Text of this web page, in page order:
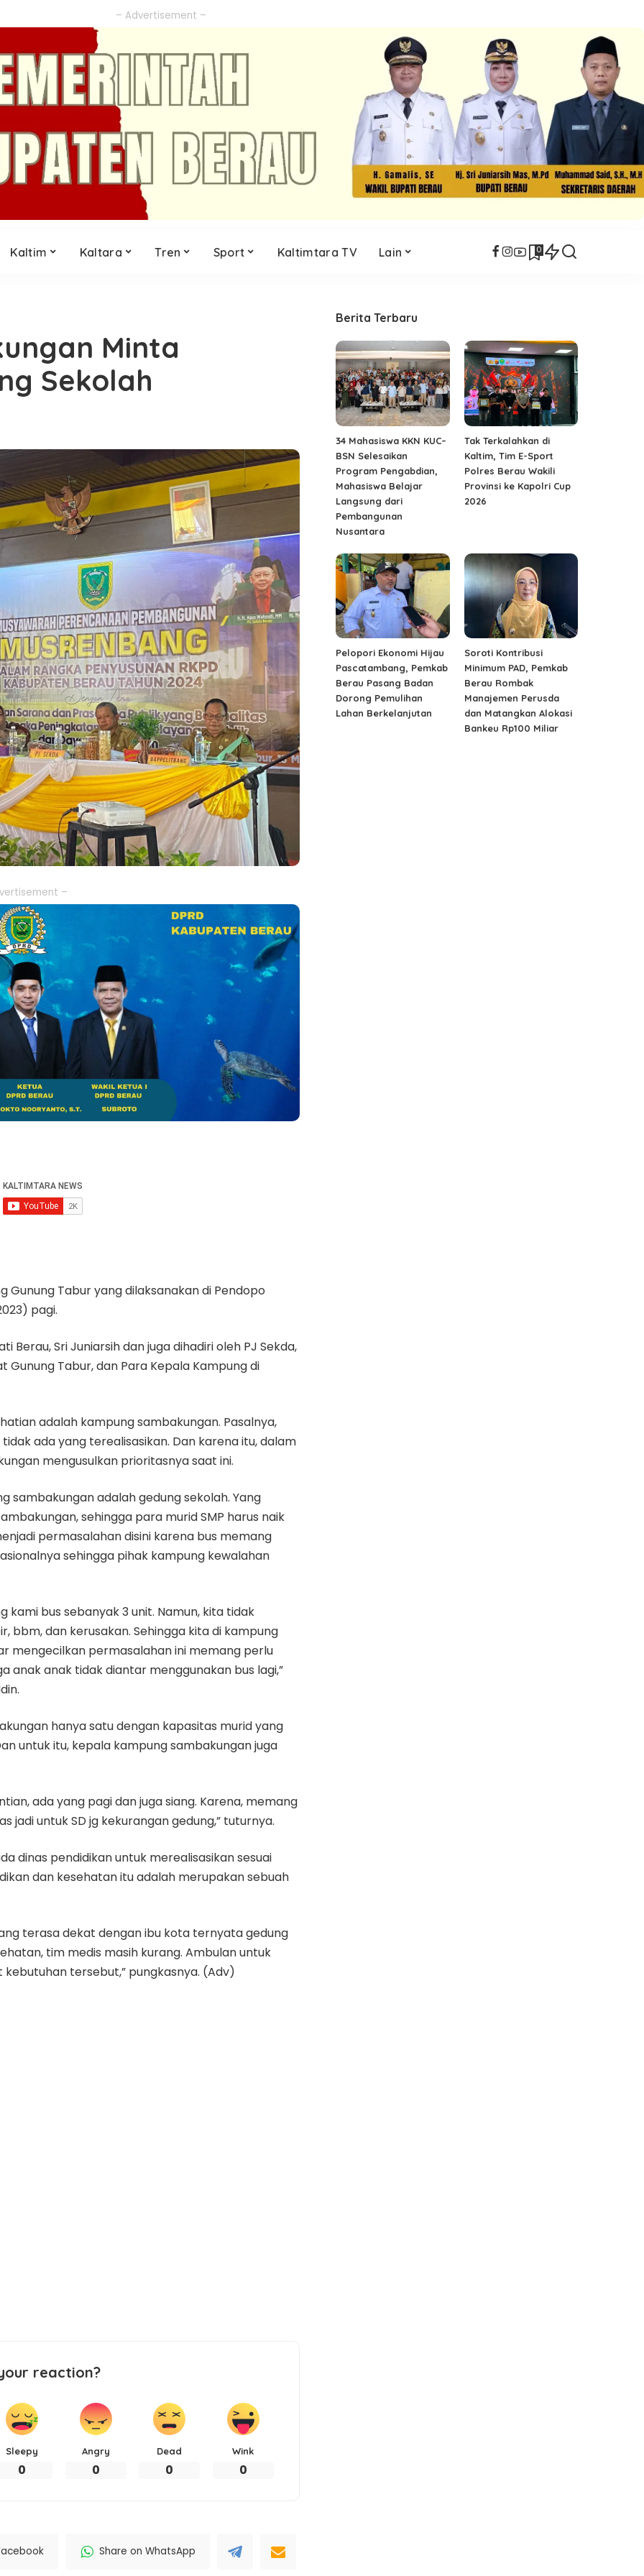
– Advertisement –
Kaltim Kaltara Tren Sport Kaltimtara TV Lain 0
Minta
Sekolah
–
Gunung Tabur yang dilaksanakan di Pendopo
pagi.
Berau, Sri Juniarsih dan juga dihadiri oleh PJ Sekda,
Gunung Tabur, dan Para Kepala Kampung di
adalah kampung sambakungan. Pasalnya,
ada yang terealisasikan. Dan karena itu, dalam
mengusulkan prioritasnya saat ini.
sambakungan adalah gedung sekolah. Yang
sehingga para murid SMP harus naik
permasalahan disini karena bus memang
sehingga pihak kampung kewalahan
bus sebanyak 3 unit. Namun, kita tidak
bbm, dan kerusakan. Sehingga kita di kampung
mengecilkan permasalahan ini memang perlu
anak anak tidak diantar menggunakan bus lagi,”
hanya satu dengan kapasitas murid yang
untuk itu, kepala kampung sambakungan juga
ada yang pagi dan juga siang. Karena, memang
jadi untuk SD jg kekurangan gedung,” tuturnya.
dinas pendidikan untuk merealisasikan sesuai
dan kesehatan itu adalah merupakan sebuah
terasa dekat dengan ibu kota ternyata gedung
tim medis masih kurang. Ambulan untuk
tersebut,” pungkasnya. (Adv)
reaction?
Sleepy
0
Angry
0
Dead
0
Wink
0
Share on WhatsApp
Berita Terbaru
34 Mahasiswa KKN KUC–
BSN Selesaikan
Program Pengabdian,
Mahasiswa Belajar
Langsung dari
Pembangunan
Nusantara
Tak Terkalahkan di
Kaltim, Tim E-Sport
Polres Berau Wakili
Provinsi ke Kapolri Cup
2026
Pelopori Ekonomi Hijau
Pascatambang, Pemkab
Berau Pasang Badan
Dorong Pemulihan
Lahan Berkelanjutan
Soroti Kontribusi
Minimum PAD, Pemkab
Berau Rombak
Manajemen Perusda
dan Matangkan Alokasi
Bankeu Rp100 Miliar